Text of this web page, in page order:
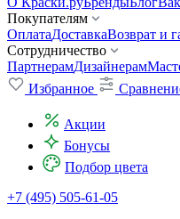
Покупателям
ОплатаДоставкаВозврат и
Сотрудничество
ПартнерамДизайнерам
Избранное
Акции
Бонусы
Подбор цвета
+7 (495) 505-61-05